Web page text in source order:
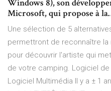
Windows 8), son
Microsoft, qui propose à
Une sélection de 5
permettront de reconnaître la
pour découvrir l'artiste qui
de votre camping. Logiciel
Logiciel Multimédia Il y a ± 1